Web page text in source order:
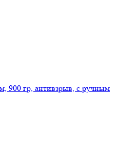
900 гр, антивзрыв, с ручным